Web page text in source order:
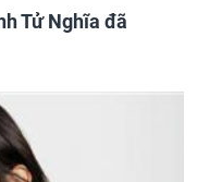
Tử Nghĩa đã